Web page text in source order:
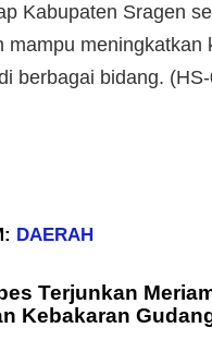
Kabupaten Sragen
mampu meningkatkan
berbagai bidang.
DAERAH
Terjunkan
Kebakaran